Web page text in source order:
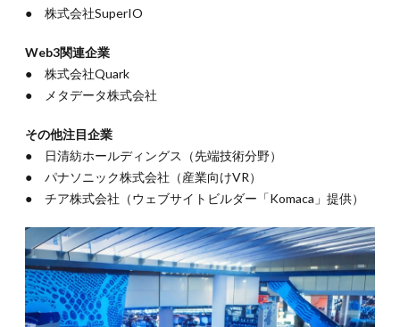
● 株式会社SuperIO
Web3関連企業
● 株式会社Quark
● メタデータ株式会社
その他注目企業
● 日清紡ホールディングス（先端技術分野）
● パナソニック株式会社（産業向けVR）
● チア株式会社（ウェブサイトビルダー「Komaca」提供）